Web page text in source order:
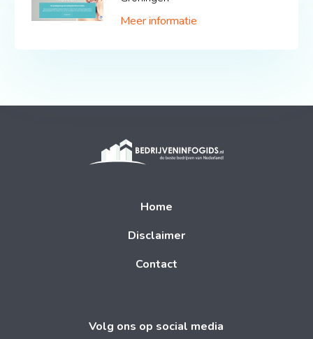
Meer informatie
Home
Disclaimer
Contact
Volg ons op social media